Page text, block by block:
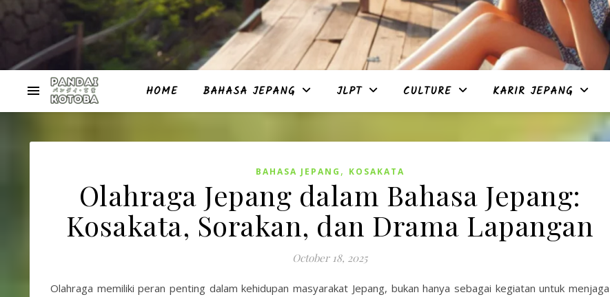
HOME BAHASA JEPANG JLPT CULTURE KARIR JEPANG
BAHASA JEPANG , KOSAKATA
Olahraga Jepang dalam Bahasa Jepang:
Kosakata, Sorakan, dan Drama Lapangan
October 18, 2025
Olahraga memiliki peran penting dalam kehidupan masyarakat Jepang, bukan hanya sebagai kegiatan untuk menjaga